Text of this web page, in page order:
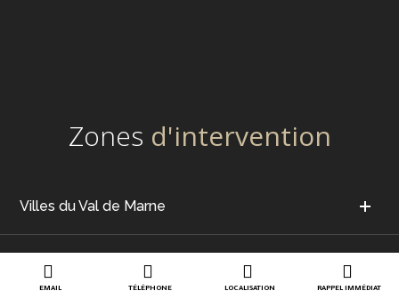
Zones d'intervention
Villes du Val de Marne
EMAIL TÉLÉPHONE LOCALISATION RAPPEL IMMÉDIAT